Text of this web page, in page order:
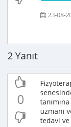
23-08-
2 Yanıt
0
uzmanı
tedavi